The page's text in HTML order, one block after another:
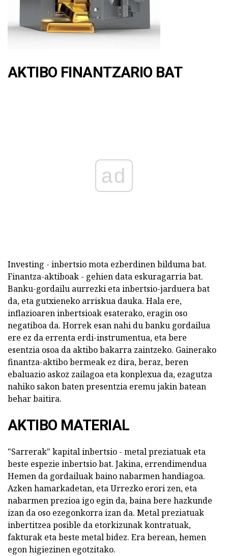
AKTIBO FINANTZARIO BAT
ad
Investing - inbertsio mota ezberdinen bilduma bat.
Finantza-aktiboak - gehien data eskuragarria bat.
Banku-gordailu aurrezki eta inbertsio-jarduera bat
da, eta gutxieneko arriskua dauka. Hala ere,
inflazioaren inbertsioak esaterako, eragin oso
negatiboa da. Horrek esan nahi du banku gordailua
ere ez da errenta erdi-instrumentua, eta bere
esentzia osoa da aktibo bakarra zaintzeko. Gainerako
finantza-aktibo bermeak ez dira, beraz, beren
ebaluazio askoz zailagoa eta konplexua da, ezagutza
nahiko sakon baten presentzia eremu jakin batean
behar baitira.
AKTIBO MATERIAL
"Sarrerak" kapital inbertsio - metal preziatuak eta
beste espezie inbertsio bat. Jakina, errendimendua
Hemen da gordailuak baino nabarmen handiagoa.
Azken hamarkadetan, eta Urrezko erori zen, eta
nabarmen prezioa igo egin da, baina bere hazkunde
izan da oso ezegonkorra izan da. Metal preziatuak
inbertitzea posible da etorkizunak kontratuak,
fakturak eta beste metal bidez. Era berean, hemen
egon higiezinen egotzitako.